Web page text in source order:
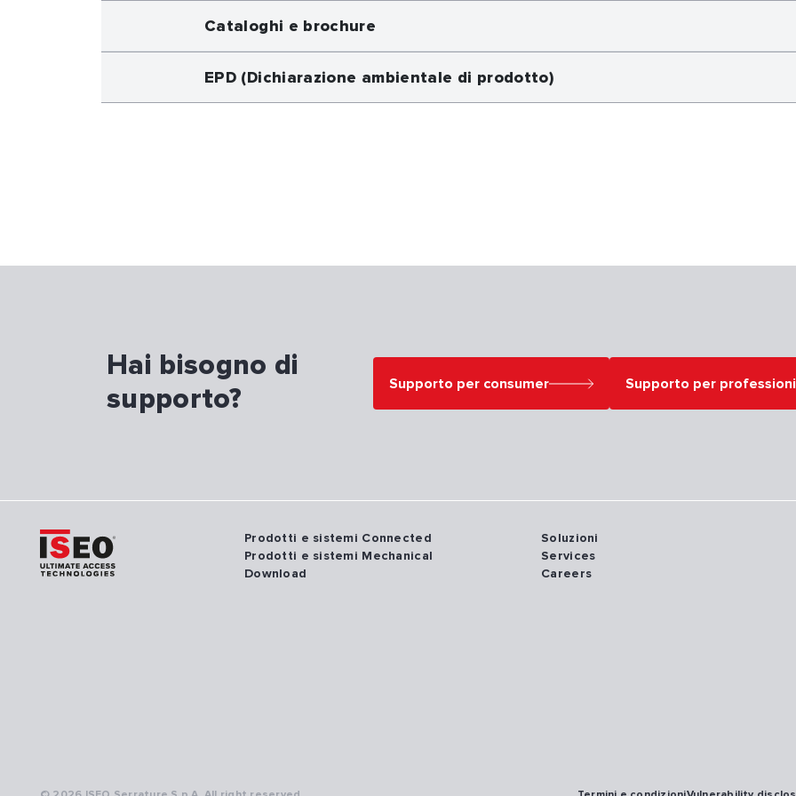
Cataloghi e brochure
EPD (Dichiarazione ambientale di prodotto)
Hai bisogno di
supporto?
Supporto per consumer Supporto per
Prodotti e sistemi Connected
Prodotti e sistemi Mechanical
Download
Soluzioni
Services
Careers